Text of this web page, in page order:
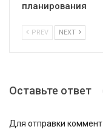
планирования
PREV NEXT
Оставьте ответ
Для отправки